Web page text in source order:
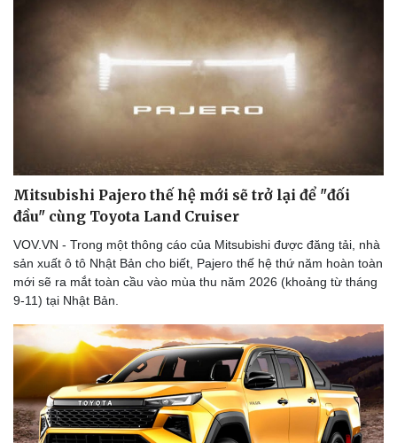
Mitsubishi Pajero thế hệ mới sẽ trở lại để "đối
đầu" cùng Toyota Land Cruiser
VOV.VN - Trong một thông cáo của Mitsubishi được đăng tải, nhà
sản xuất ô tô Nhật Bản cho biết, Pajero thế hệ thứ năm hoàn toàn
mới sẽ ra mắt toàn cầu vào mùa thu năm 2026 (khoảng từ tháng
9-11) tại Nhật Bản.